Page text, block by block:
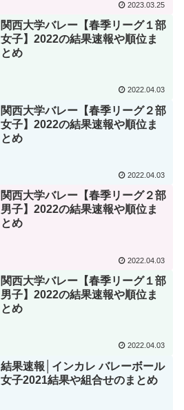
2023.03.25
関西大学バレー【春季リーグ１部
女子】2022の結果速報や順位ま
とめ
2022.04.03
関西大学バレー【春季リーグ２部
女子】2022の結果速報や順位ま
とめ
2022.04.03
関西大学バレー【春季リーグ２部
男子】2022の結果速報や順位ま
とめ
2022.04.03
関西大学バレー【春季リーグ１部
男子】2022の結果速報や順位ま
とめ
2022.04.03
結果速報│インカレ バレーボール
女子2021結果や組合せのまとめ